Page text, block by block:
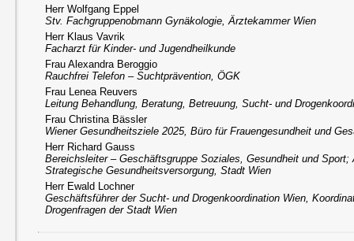
Herr Wolfgang Eppel
Stv. Fachgruppenobmann Gynäkologie, Ärztekammer Wien
Herr Klaus Vavrik
Facharzt für Kinder- und Jugendheilkunde
Frau Alexandra Beroggio
Rauchfrei Telefon – Suchtprävention, ÖGK
Frau Lenea Reuvers
Leitung Behandlung, Beratung, Betreuung, Sucht- und
Frau Christina Bässler
Wiener Gesundheitsziele 2025, Büro für Frauengesundheit und
Herr Richard Gauss
Bereichsleiter – Geschäftsgruppe Soziales, Gesundheit und
Strategische Gesundheitsversorgung, Stadt Wien
Herr Ewald Lochner
Geschäftsführer der Sucht- und Drogenkoordination Wien,
Drogenfragen der Stadt Wien